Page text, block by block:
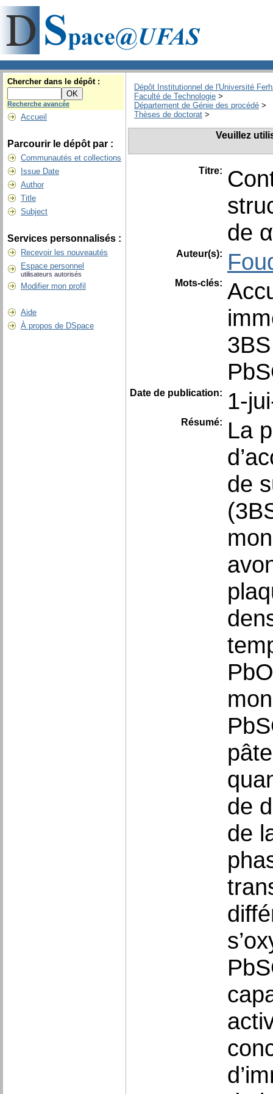
Chercher dans le dépôt :
Recherche avancée
Accueil
Parcourir le dépôt par :
Communautés et collections
Issue Date
Author
Title
Subject
Services personnalisés :
Recevoir les nouveautés
Espace personnel
utilisateurs autorisés
Modifier mon profil
Aide
À propos de DSpace
Dépôt Institutionnel de l'Université
Faculté de Technologie >
Département de Génie des procédé >
Thèses de doctorat >
Veuillez
Titre:
de
Auteur(s):
Mots-clés:
3BS
Date de publication: 1-
Résumé:
La
de
de
de